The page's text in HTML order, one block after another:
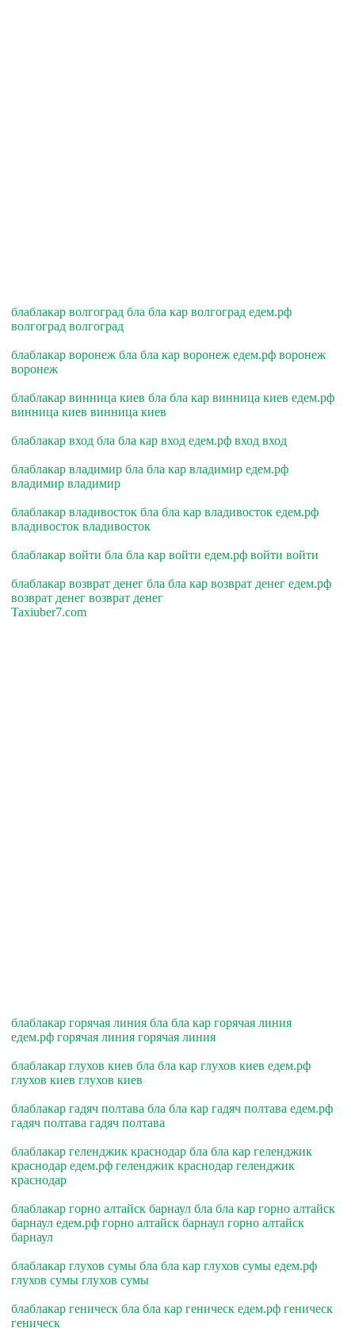
блаблакар волгоград бла бла кар волгоград едем.рф
волгоград волгоград
блаблакар воронеж бла бла кар воронеж едем.рф воронеж
воронеж
блаблакар винница киев бла бла кар винница киев едем.рф
винница киев винница киев
блаблакар вход бла бла кар вход едем.рф вход вход
блаблакар владимир бла бла кар владимир едем.рф
владимир владимир
блаблакар владивосток бла бла кар владивосток едем.рф
владивосток владивосток
блаблакар войти бла бла кар войти едем.рф войти войти
блаблакар возврат денег бла бла кар возврат денег едем.рф
возврат денег возврат денег
Taxiuber7.com
блаблакар горячая линия бла бла кар горячая линия
едем.рф горячая линия горячая линия
блаблакар глухов киев бла бла кар глухов киев едем.рф
глухов киев глухов киев
блаблакар гадяч полтава бла бла кар гадяч полтава едем.рф
гадяч полтава гадяч полтава
блаблакар геленджик краснодар бла бла кар геленджик
краснодар едем.рф геленджик краснодар геленджик
краснодар
блаблакар горно алтайск барнаул бла бла кар горно алтайск
барнаул едем.рф горно алтайск барнаул горно алтайск
барнаул
блаблакар глухов сумы бла бла кар глухов сумы едем.рф
глухов сумы глухов сумы
блаблакар геническ бла бла кар геническ едем.рф геническ
геническ